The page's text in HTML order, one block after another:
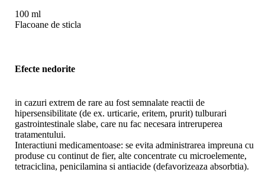
100 ml
Flacoane de sticla
Efecte nedorite
in cazuri extrem de rare au fost semnalate reactii de
hipersensibilitate (de ex. urticarie, eritem, prurit) tulburari
gastrointestinale slabe, care nu fac necesara intreruperea
tratamentului.
Interactiuni medicamentoase: se evita administrarea impreuna cu
produse cu continut de fier, alte concentrate cu microelemente,
tetraciclina, penicilamina si antiacide (defavorizeaza absorbtia).